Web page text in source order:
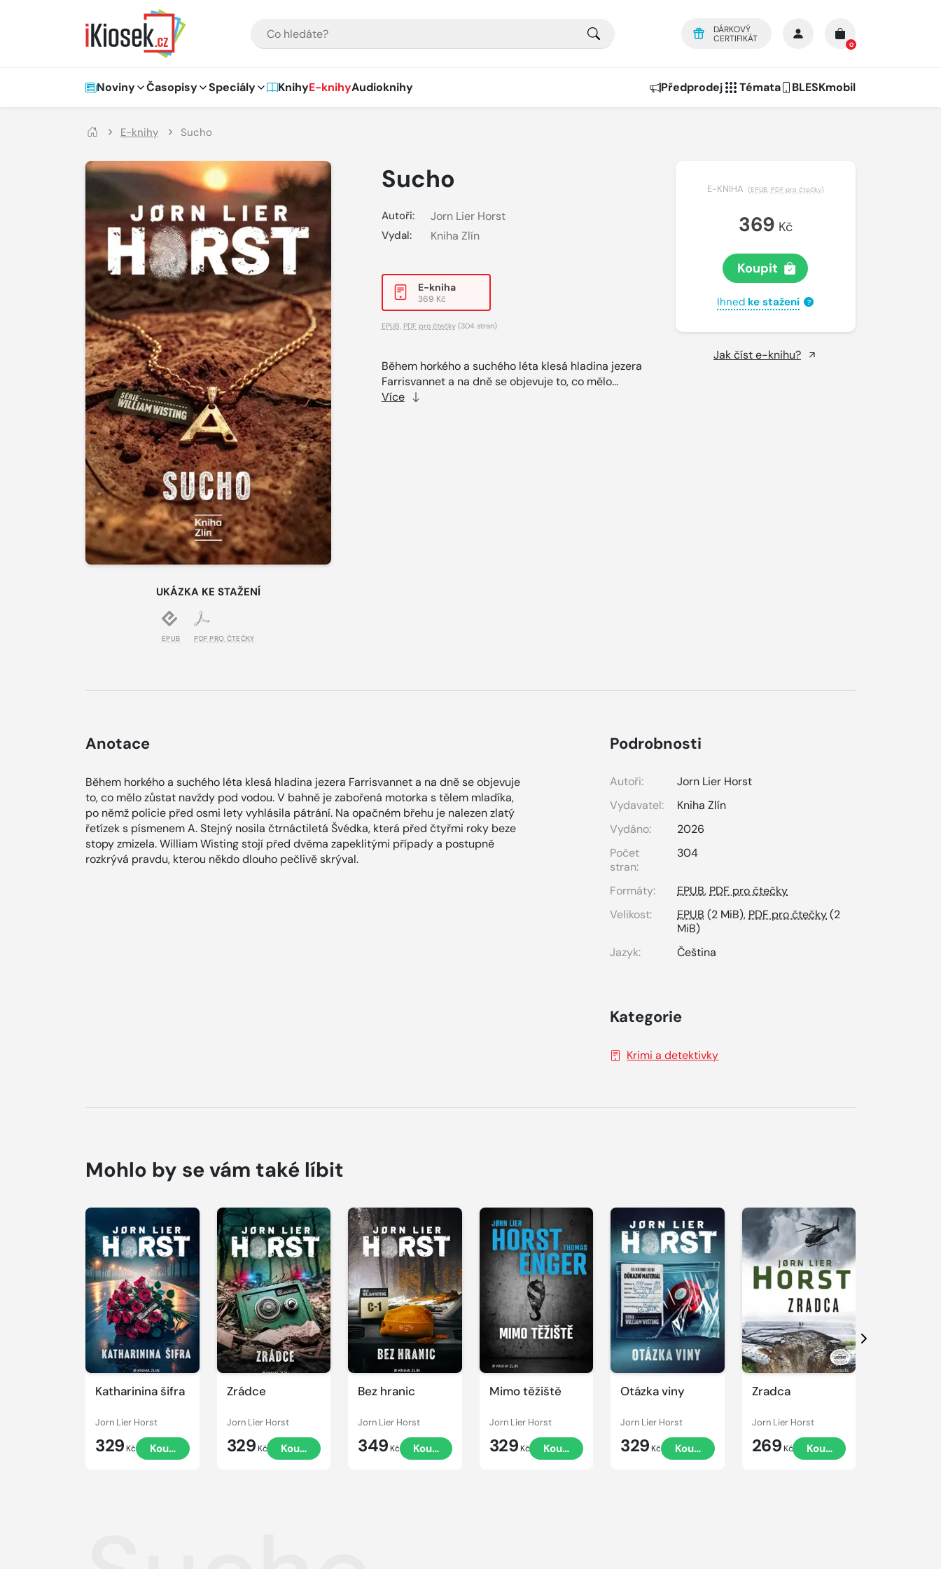
DÁRKOVÝ
CERTIFIKÁT
0
Hlavní navigace
Noviny Časopisy Speciály KnihyE-knihyAudioknihy Předprodej Témata BLESKmobil
E-knihy Sucho
UKÁZKA KE STAŽENÍ
EPUB PDF PRO ČTEČKY
Sucho
Autoři: Jorn Lier Horst
Vydal: Kniha Zlín
E-kniha
369 Kč
EPUB PDF pro čtečky(304 stran)
Během horkého a suchého léta klesá hladina jezera
Farrisvannet a na dně se objevuje to, co mělo...
Více
E-KNIHA (EPUB, PDF pro čtečky)
369 Kč
Koupit
Ihned ke stažení ?
Jak číst e-knihu?
Anotace
Během horkého a suchého léta klesá hladina jezera Farrisvannet a na dně se objevuje
to, co mělo zůstat navždy pod vodou. V bahně je zabořená motorka s tělem mladíka,
po němž policie před osmi lety vyhlásila pátrání. Na opačném břehu je nalezen zlatý
řetízek s písmenem A. Stejný nosila čtrnáctiletá Švédka, která před čtyřmi roky beze
stopy zmizela. William Wisting stojí před dvěma zapeklitými případy a postupně
rozkrývá pravdu, kterou někdo dlouho pečlivě skrýval.
Podrobnosti
Autoři:
Jorn Lier Horst
Vydavatel:
Kniha Zlín
Vydáno:
2026
Počet
stran:
304
Formáty: EPUB, PDF pro čtečky
Velikost:
EPUB (2 MiB), PDF pro čtečky(2
MiB)
Jazyk:
Čeština
Kategorie
Krimi a detektivky
Mohlo by se vám také líbit
Katharinina šifra
Jorn Lier Horst
329 Kč Koupit
Zrádce
Jorn Lier Horst
329 Kč Koupit
Bez hranic
Jorn Lier Horst
349 Kč Koupit
Mimo těžiště
Jorn Lier Horst
329 Kč Koupit
Otázka viny
Jorn Lier Horst
329 Kč Koupit
Zradca
Jorn Lier Horst
269 Kč Koupit
Další